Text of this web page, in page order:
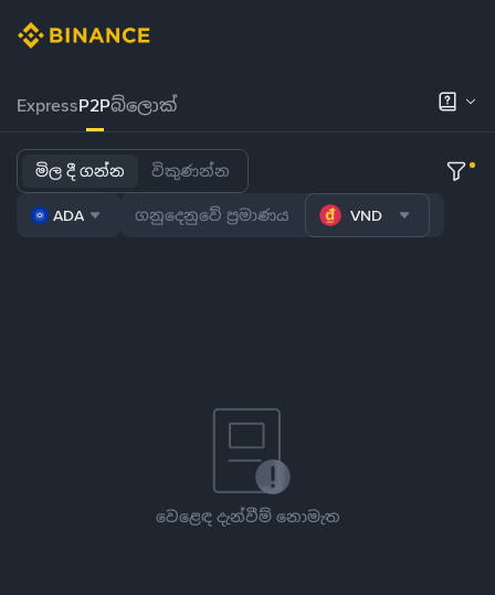
ExpressP2Pබ්ලොක්
මිල දී ගන්න විකුණන්න
ADA VND
වෙළෙඳ දැන්වීම් නොමැත